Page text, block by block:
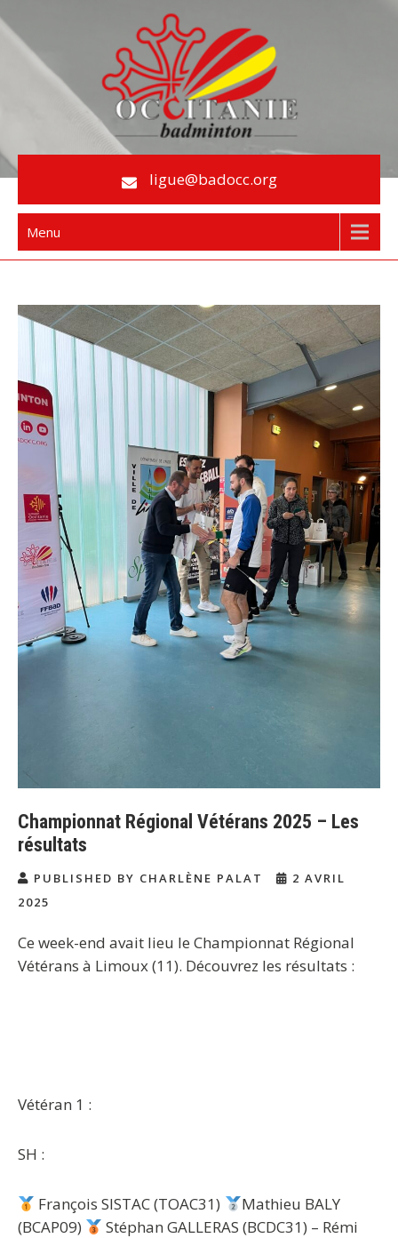
to
content
Le Badminton en Occitanie
ligue@badocc.org
Menu
Championnat Régional Vétérans 2025 – Les
résultats
PUBLISHED BY CHARLÈNE PALAT
2 AVRIL
2025
Ce week-end avait lieu le Championnat Régional
Vétérans à Limoux (11). Découvrez les résultats :
Vétéran 1 :
SH :
François SISTAC (TOAC31)
Mathieu BALY
(BCAP09)
Stéphan GALLERAS (BCDC31) – Rémi